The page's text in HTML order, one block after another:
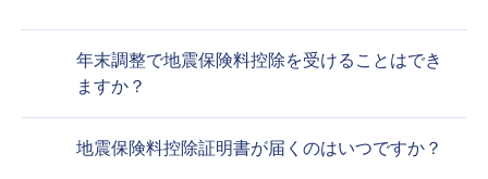
年末調整で地震保険料控除を受けることはでき
ますか？
地震保険料控除証明書が届くのはいつですか？